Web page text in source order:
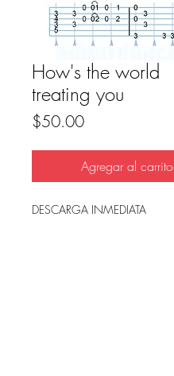
How's the world
treating you
$50.00Precio
Agregar al carrito
DESCARGA INMEDIATA